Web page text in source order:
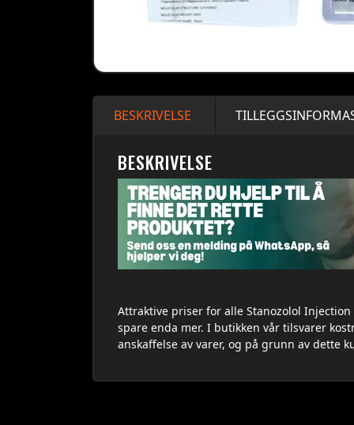
BESKRIVELSE
BESKRIVELSE
Attraktive priser for alle Stanozolol
spare enda mer. I butikken vår tilsvarer
anskaffelse av varer, og på grunn av dette